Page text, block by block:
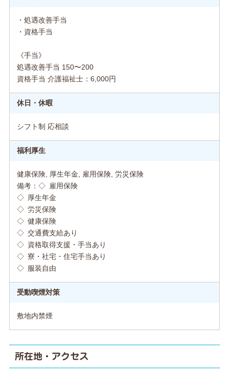
・処遇改善手当
・資格手当
《手当》
処遇改善手当 150〜200
資格手当 介護福祉士：6,000円
休日・休暇
シフト制 応相談
福利厚生
健康保険, 厚生年金, 雇用保険, 労災保険
備考：◇ 雇用保険
◇ 厚生年金
◇ 労災保険
◇ 健康保険
◇ 交通費支給あり
◇ 資格取得支援・手当あり
◇ 寮・社宅・住宅手当あり
◇ 服装自由
受動喫煙対策
敷地内禁煙
所在地・アクセス